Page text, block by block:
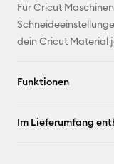
Für Cricut
dein Cricut Material
Funktionen
Im Lieferumfang